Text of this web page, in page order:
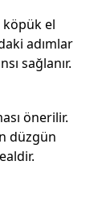
köpük el
adımlar
sağlanır.
önerilir.
düzgün